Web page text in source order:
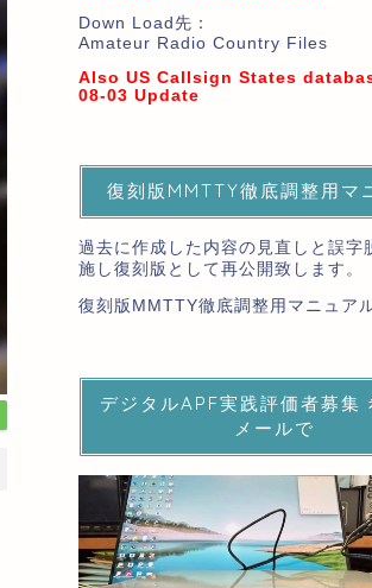
Down Load先：
Amateur Radio Country Files
Also US Callsign States
08-03 Update
復刻版MMTTY徹底調整用マ
過去に作成した内容の見直しと誤字
施し復刻版として再公開致します。
復刻版MMTTY徹底調整用マニュア
デジタルAPF実践評価者募集
メールで